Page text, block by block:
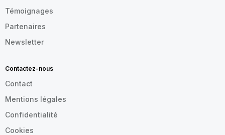
Témoignages
Partenaires
Newsletter
Contactez-nous
Contact
Mentions légales
Confidentialité
Cookies